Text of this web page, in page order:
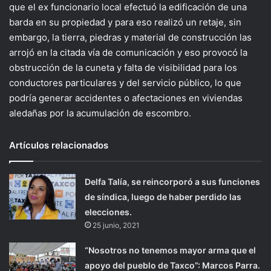
que el ex funcionario local efectuó la edificación de una
barda en su propiedad y para eso realizó un retaje, sin
embargo, la tierra, piedras y material de construcción las
arrojó en la citada vía de comunicación y eso provocó la
obstrucción de la cuneta y falta de visibilidad para los
conductores particulares y del servicio público, lo que
podría generar accidentes o afectaciones en viviendas
aledañas por la acumulación de escombro.
Artículos relacionados
Delfa Talía, se reincorporó a sus funciones
de síndica, luego de haber perdido las
elecciones.
25 junio, 2021
“Nosotros no tenemos mayor arma que el
apoyo del pueblo de Taxco”: Marcos Parra.